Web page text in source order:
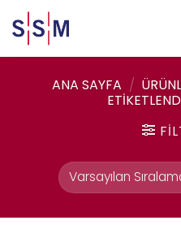
to
content
ANA SAYFA /